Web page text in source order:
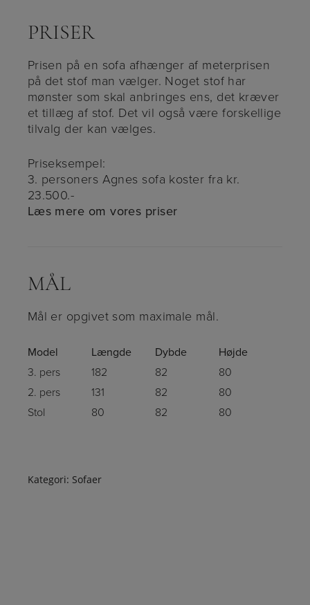
PRISER
Prisen på en sofa afhænger af meterprisen
på det stof man vælger. Noget stof har
mønster som skal anbringes ens, det kræver
et tillæg af stof. Det vil også være forskellige
tilvalg der kan vælges.
Priseksempel:
3. personers Agnes sofa koster fra kr.
23.500.-
Læs mere om vores priser
MÅL
Mål er opgivet som maximale mål.
Model Længde Dybde
Højde
3. pers
182 82
80
2. pers
131 82
80
Stol
80 82 80
Kategori: Sofaer